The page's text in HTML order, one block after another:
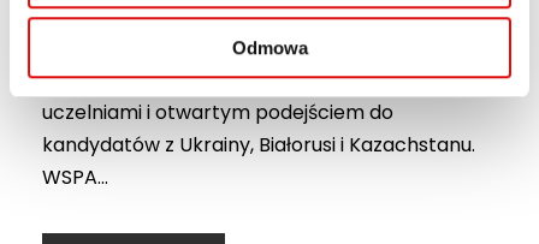
Odmowa
nich wybrało uczelnie niepubliczne
(Perspektywy, 2025). Lublin, przyszła Europejska
Stolica Kultury 2029, to miasto z dziewięcioma
uczelniami i otwartym podejściem do
kandydatów z Ukrainy, Białorusi i Kazachstanu.
WSPA...